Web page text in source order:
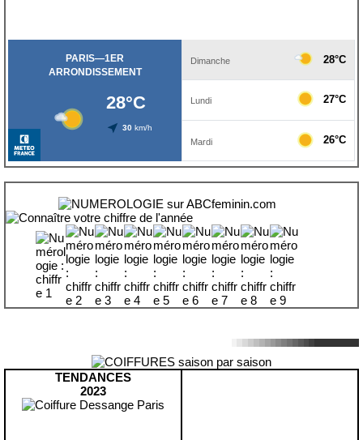
TENDANCES
2023